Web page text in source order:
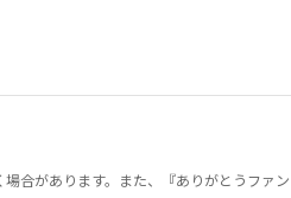
合があります。また、『ありがとうファ